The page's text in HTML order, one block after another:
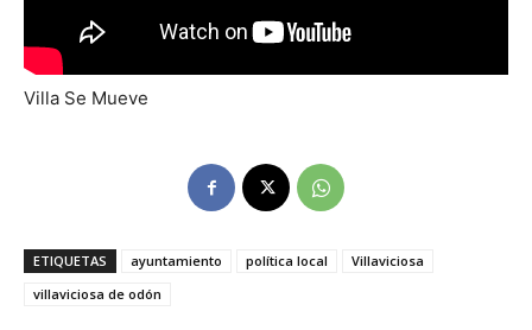
Villa Se Mueve
ETIQUETAS ayuntamiento política local
Villaviciosa
villaviciosa de odón